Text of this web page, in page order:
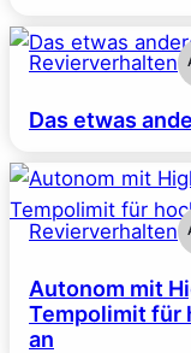
Revierverhalten
Das etwas
Revierverhalten
Autonom mit
Tempolimit für
an